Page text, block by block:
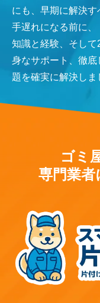
にも、早期に解決す
手遅れになる前に
知識と経験、そし
身なサポート、徹
題を確実に解決しま
ゴミ
専門業者